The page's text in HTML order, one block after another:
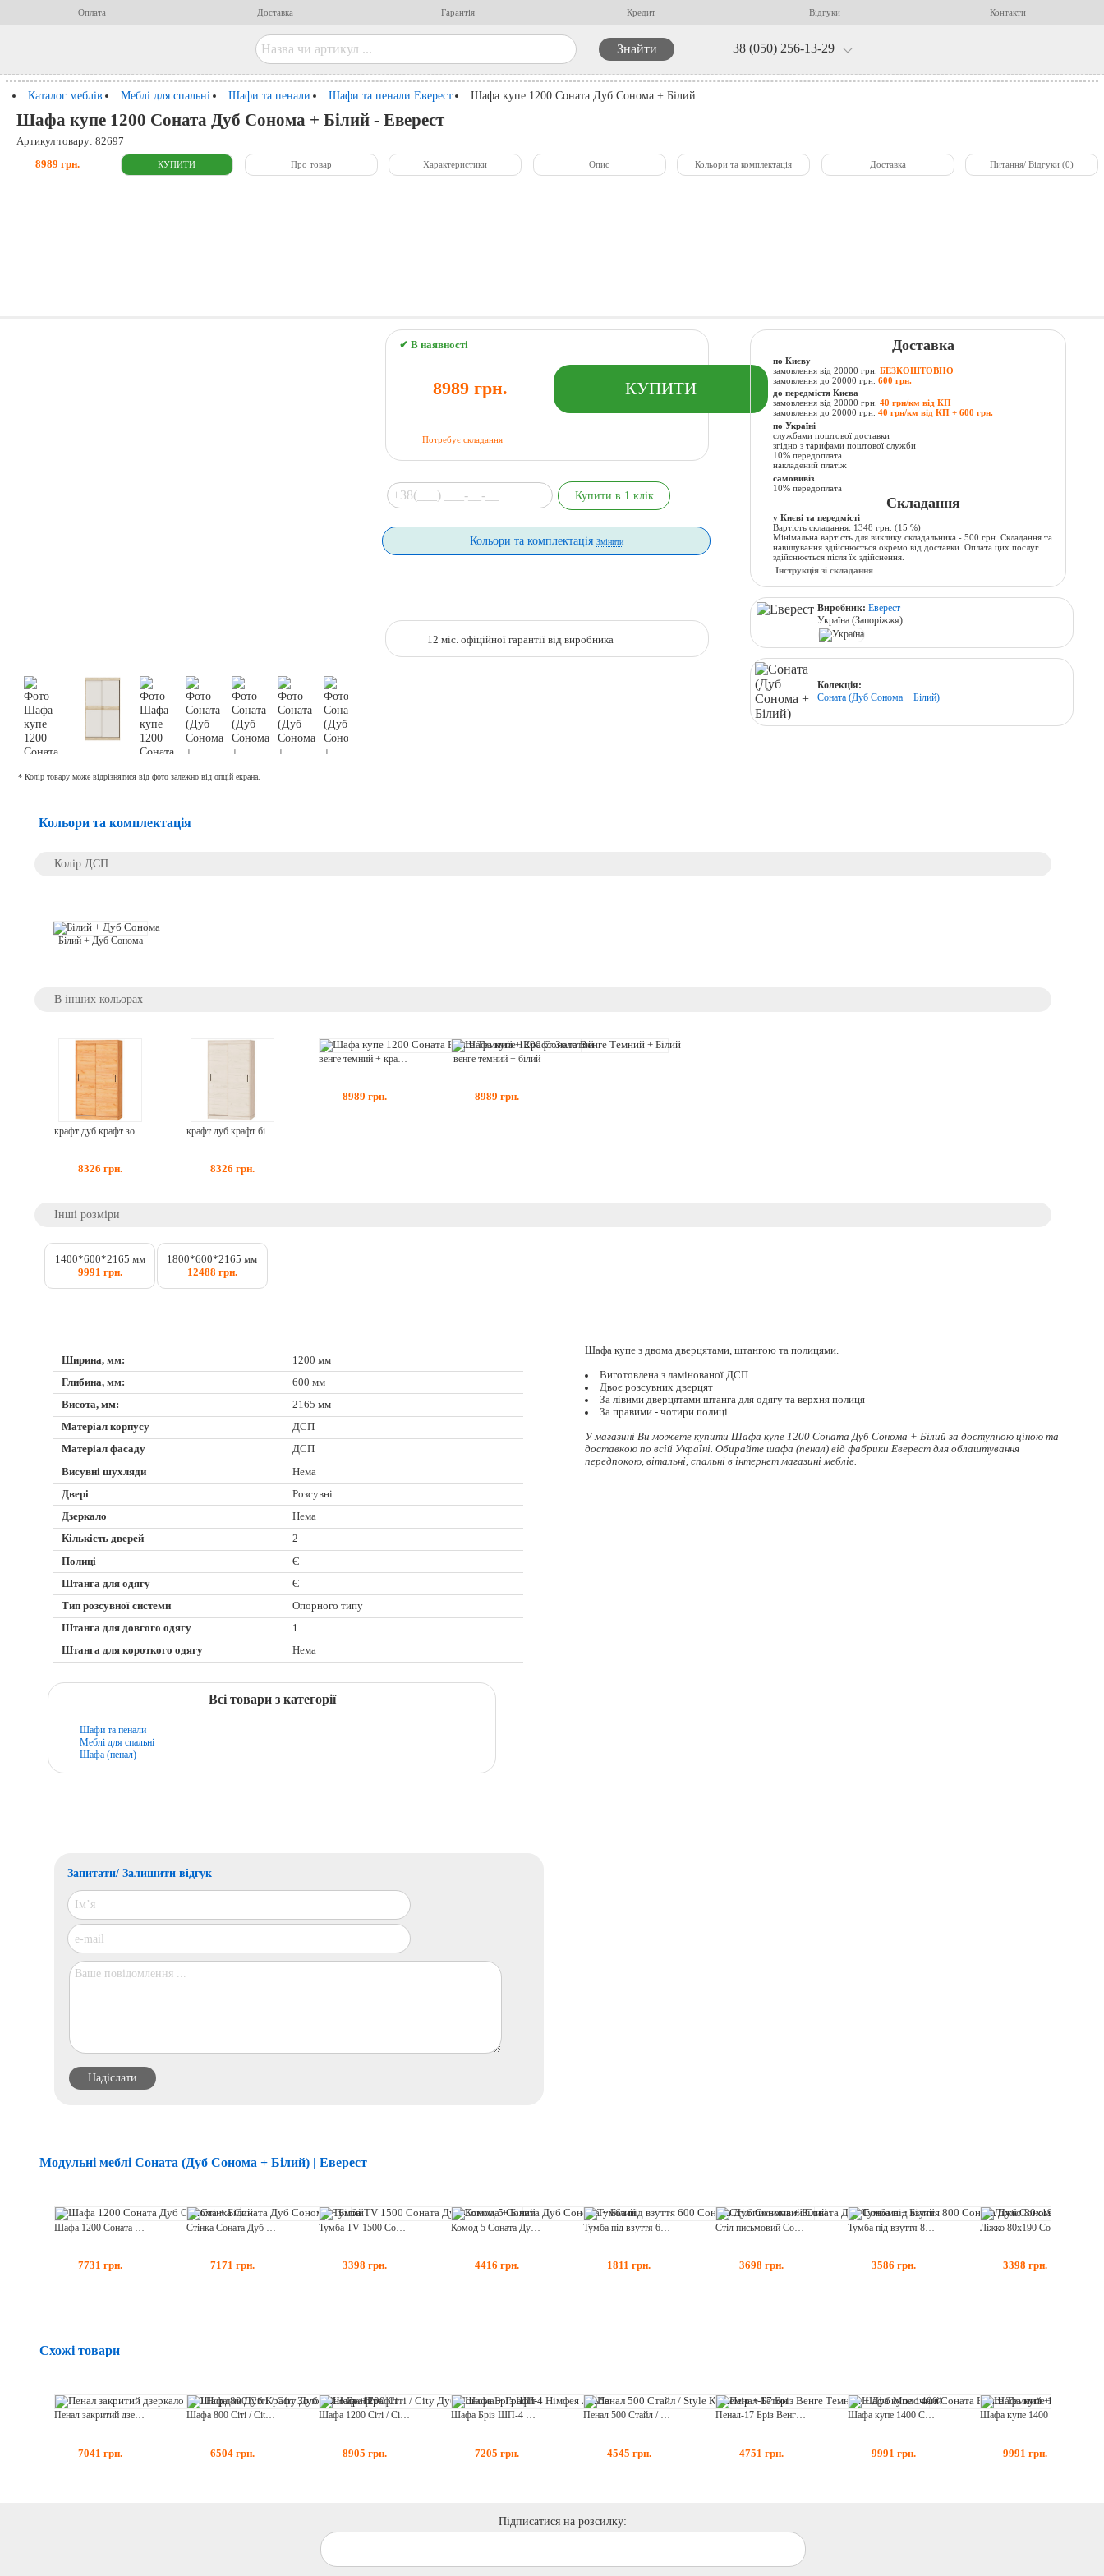
Оплата Доставка Гарантія Кредит Відгуки Контакти
+38 (050) 256-13-29
Каталог меблів Меблі для спальні Шафи та пенали Шафи та пенали Еверест Шафа купе 1200 Соната Дуб Сонома + Білий
Шафа купе 1200 Соната Дуб Сонома + Білий - Еверест
Артикул товару: 82697
8989 грн. Про товар Характеристики Опис Кольори та комплектація Доставка Питання/ Відгуки (0)
* Колір товару може відрізнятися від фото залежно від опцій екрана.
✔ В наявності
8989 грн.
Потребує складання
Кольори та комплектація Змінити
12 міс. офіційної гарантії від виробника
Доставка
по Києву
замовлення від 20000 грн. БЕЗКОШТОВНО
замовлення до 20000 грн. 600 грн.
до передмістя Києва
замовлення від 20000 грн. 40 грн/км від КП
замовлення до 20000 грн. 40 грн/км від КП + 600 грн.
по Україні
службами поштової доставки
згідно з тарифами поштової служби
10% передоплата
накладений платіж
самовивіз
10% передоплата
Складання
у Києві та передмісті
Вартість складання: 1348 грн. (15 %)
Мінімальна вартість для виклику складальника - 500 грн. Складання та
навішування здійснюється окремо від доставки. Оплата цих послуг
здійснюється після їх здійснення.
Інструкція зі складання
Виробник: Еверест
Україна (Запоріжжя)
Колекція:
Соната (Дуб Сонома + Білий)
Кольори та комплектація
Колір ДСП
Білий + Дуб Сонома
В інших кольорах
8326 грн. 8326 грн.
8989 грн.
венге темний + білий
8989 грн.
Інші розміри
1400*600*2165 мм
9991 грн.
1800*600*2165 мм
12488 грн.
Ширина, мм:
1200 мм
Глибина, мм:
600 мм
Висота, мм:
2165 мм
Матеріал корпусу
ДСП
Матеріал фасаду
ДСП
Висувні шухляди
Нема
Двері
Розсувні
Дзеркало
Нема
Кількість дверей
2
Полиці
Є
Штанга для одягу
Є
Тип розсувної системи
Опорного типу
Штанга для довгого одягу
1
Штанга для короткого одягу
Нема
Всі товари з категорії
Шафи та пенали
Меблі для спальні
Шафа (пенал)
Шафа купе з двома дверцятами, штангою та полицями.
Виготовлена з ламінованої ДСП
Двоє розсувних дверцят
За лівими дверцятами штанга для одягу та верхня полиця
За правими - чотири полиці
У магазині Ви можете купити Шафа купе 1200 Соната Дуб Сонома + Білий за доступною ціною та
доставкою по всій Україні. Обирайте шафа (пенал)від фабрики Еверест для облаштування
передпокою, вітальні, спальні в інтернет магазині меблів.
Запитати/ Залишити відгук
Модульні меблі Соната (Дуб Сонома + Білий) | Еверест
7731 грн. 7171 грн. 3398 грн. 4416 грн. 1811 грн.
Стіл письмовий Соната Дуб Сонома + Білий
3698 грн.
Тумба під взуття 800 Соната Дуб Сонома + Білий
3586 грн. 3398 грн.
Схожі товари
Пенал закритий дзеркало 800 Нордик Дуб Крафт Золотий + Графіт
7041 грн.
Шафа 800 Сіті / City Дуб Сонома + Графіт
6504 грн.
Шафа 1200 Сіті / City Дуб Сонома + Графіт
8905 грн.
Шафа Бріз ШП-4 Німфея Альба
7205 грн.
Пенал 500 Стайл / Style Кашемір + Бетон
4545 грн.
Пенал-17 Бріз Венге Темний + Дуб Молочний
4751 грн.
Шафа купе 1400 Соната Венге Темний + Крафт Золотий
9991 грн. 9991 грн.
Підписатися на розсилку: